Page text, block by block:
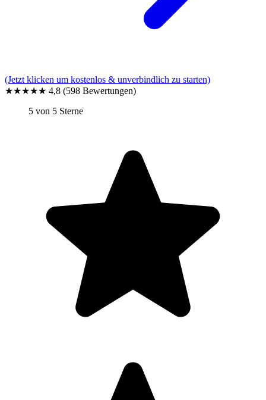
(Jetzt klicken um kostenlos & unverbindlich zu starten)
★★★★★ 4,8 (598 Bewertungen)
5 von 5 Sterne